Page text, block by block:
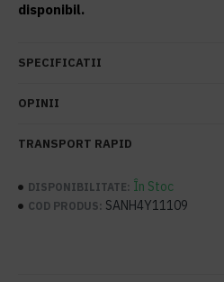
disponibil.
SPECIFICATII
OPINII
TRANSPORT RAPID
DISPONIBILITATE: În Stoc
COD PRODUS: SANH4Y11109